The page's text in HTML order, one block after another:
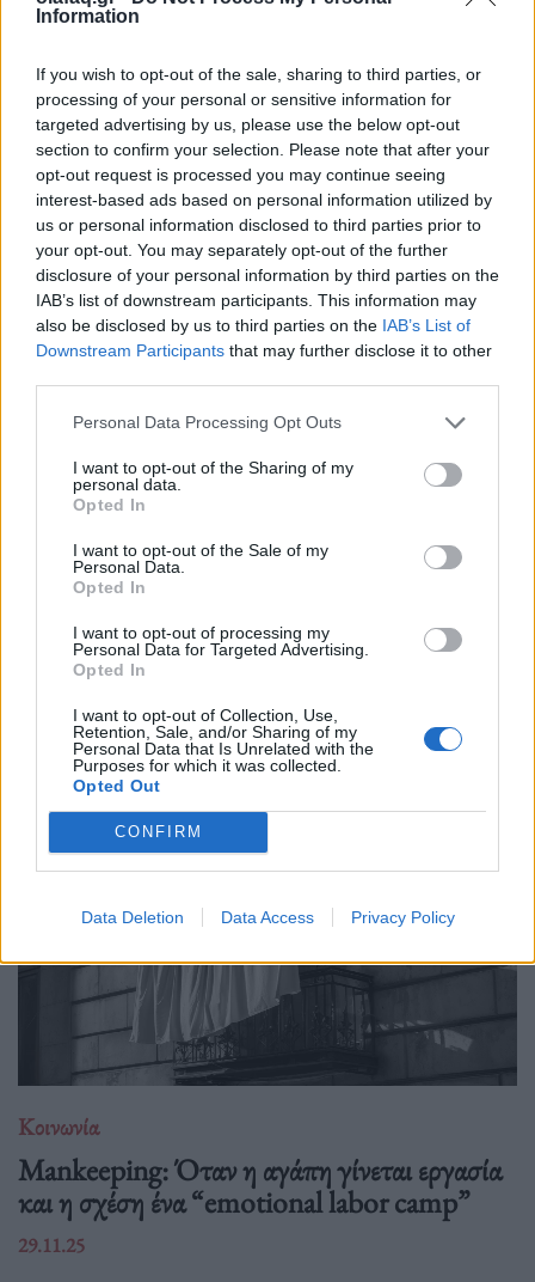
Information
If you wish to opt-out of the sale, sharing to third parties, or
processing of your personal or sensitive information for
targeted advertising by us, please use the below opt-out
section to confirm your selection. Please note that after your
opt-out request is processed you may continue seeing
interest-based ads based on personal information utilized by
us or personal information disclosed to third parties prior to
your opt-out. You may separately opt-out of the further
disclosure of your personal information by third parties on the
IAB’s list of downstream participants. This information may
also be disclosed by us to third parties on the IAB’s List of
Downstream Participants that may further disclose it to other
Personal Data Processing Opt Outs
I want to opt-out of the Sharing of my
personal data.
Opted In
I want to opt-out of the Sale of my
Personal Data.
Opted In
I want to opt-out of processing my
Personal Data for Targeted Advertising.
Opted In
I want to opt-out of Collection, Use,
Retention, Sale, and/or Sharing of my
Personal Data that Is Unrelated with the
Purposes for which it was collected.
Opted Out
CONFIRM
Data Deletion Data Access Privacy Policy
14.12.25
Η ψηφιακή παρακολούθηση μετατρέπει τον χώρο εργασίας σε
αόρατο πανόπτικον, ανατρέποντας ισορροπίες και
επανακαθορίζοντας τα όρια ιδιωτικότητας και ισχύος.
Κοινωνία
Πώς το influencer culture έγινε η πιο αόρατη
μορφή εργασιακής εξάρτησης
04.12.25
Το influencer culture που υποσχέθηκε ελευθερία,
δημιουργικότητα και δουλειά χωρίς αφεντικά αποδεικνύεται
σήμερα μια λεπτοδουλεμένη αυταπάτη: Στη θέση του
προϊσταμένου μπήκε ο αλγόριθμος, επιβάλλοντας
Κοινωνία
Mankeeping: Όταν η αγάπη γίνεται εργασία
και η σχέση ένα “emotional labor camp”
29.11.25